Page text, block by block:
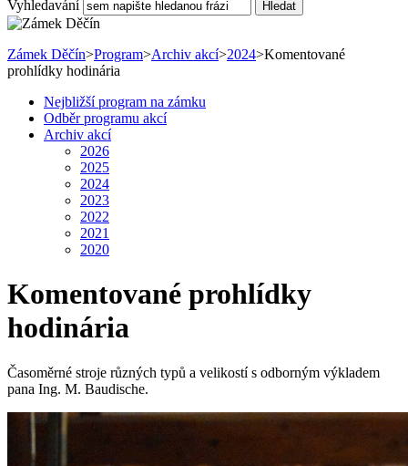
Vyhledavání
Hledat
Zámek Děčín>Program>Archiv akcí>2024>Komentované
prohlídky hodinária
Nejbližší program na zámku
Odběr programu akcí
Archiv akcí
2026
2025
2024
2023
2022
2021
2020
Komentované prohlídky
hodinária
Časoměrné stroje různých typů a velikostí s odborným výkladem
pana Ing. M. Baudische.